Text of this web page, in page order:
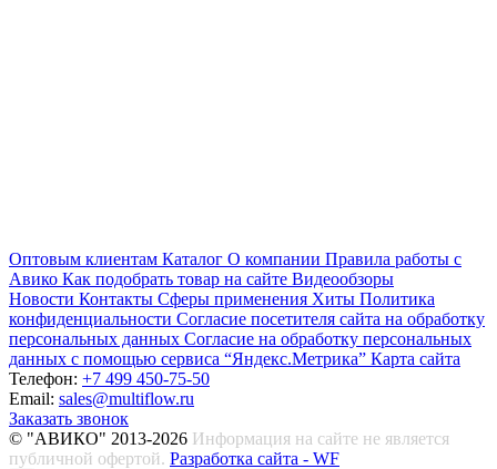
Оптовым клиентам Каталог О компании Правила работы с
Авико Как подобрать товар на сайте Видеообзоры
Новости Контакты Сферы применения Хиты Политика
конфиденциальности Согласие посетителя сайта на обработку
персональных данных Согласие на обработку персональных
данных с помощью сервиса “Яндекс.Метрика” Карта сайта
Телефон: +7 499 450-75-50
Email: sales@multiflow.ru
Заказать звонок
© "АВИКО" 2013-2026 Информация на сайте не является
публичной офертой. Разработка сайта - WF